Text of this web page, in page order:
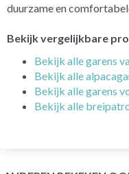
duurzame en
Bekijk vergelijkbare
Bekijk alle garens
Bekijk alle
Bekijk alle garens
Bekijk alle